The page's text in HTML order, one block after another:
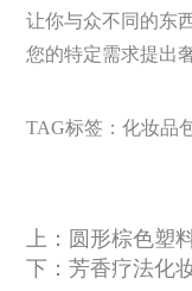
让你与众不同的东
您的特定需求提出
TAG标签：化妆品
上： 圆形棕色塑
下：芳香疗法化